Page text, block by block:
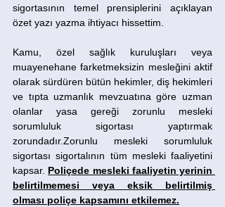
sigortasının temel prensiplerini açıklayan
özet yazı yazma ihtiyacı hissettim.
Kamu, özel sağlık kuruluşları veya
muayenehane farketmeksizin mesleğini aktif
olarak sürdüren bütün hekimler, diş hekimleri
ve tıpta uzmanlık mevzuatına göre uzman
olanlar yasa gereği zorunlu mesleki
sorumluluk sigortası yaptırmak
zorundadır.Zorunlu mesleki sorumluluk
sigortası sigortalının tüm mesleki faaliyetini
kapsar. Poliçede mesleki faaliyetin yerinin
belirtilmemesi veya eksik belirtilmiş
olması poliçe kapsamını etkilemez.